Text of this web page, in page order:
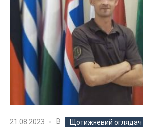
21.08.2023 В Щотижневий оглядач